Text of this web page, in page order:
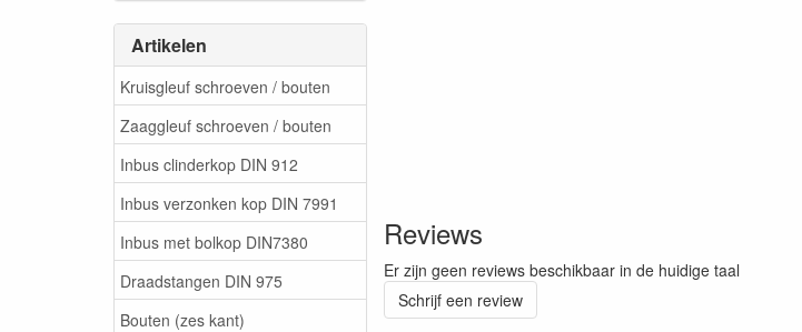
Artikelen
Kruisgleuf schroeven / bouten
Zaaggleuf schroeven / bouten
Inbus clinderkop DIN 912
Inbus verzonken kop DIN 7991
Inbus met bolkop DIN7380
Draadstangen DIN 975
Bouten (zes kant)
Reviews
Er zijn geen reviews beschikbaar in de huidige taal
Schrijf een review